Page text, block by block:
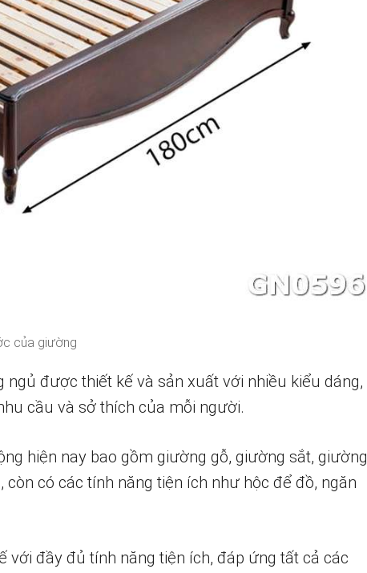
của giường
được thiết kế và sản xuất với nhiều kiểu dáng,
cầu và sở thích của mỗi người.
hiện nay bao gồm giường gỗ, giường sắt, giường
có các tính năng tiện ích như hộc để đồ, ngăn
đầy đủ tính năng tiện ích, đáp ứng tất cả các